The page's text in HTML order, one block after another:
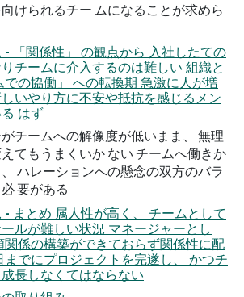
けられるチー ムになることが求めら
- 「関係性」 の観点から 入社したての
チームに介入するのは難しい 組織と
での協働」 への転換期 急激に人が増
いやり方に不安や抵抗を感じるメン
はず
チームへの解像度が低いまま、 無理
てもうまくいか ない チームへ働きか
ハレーションへの懸念の双方のバラ
要がある
まとめ 属人性が高く、 チームとして
ルが難しい状況 マネージャーとし
関係の構築ができておらず関係性に配
までにプロジェクトを完遂し、 かつチ
長しなくてはならない